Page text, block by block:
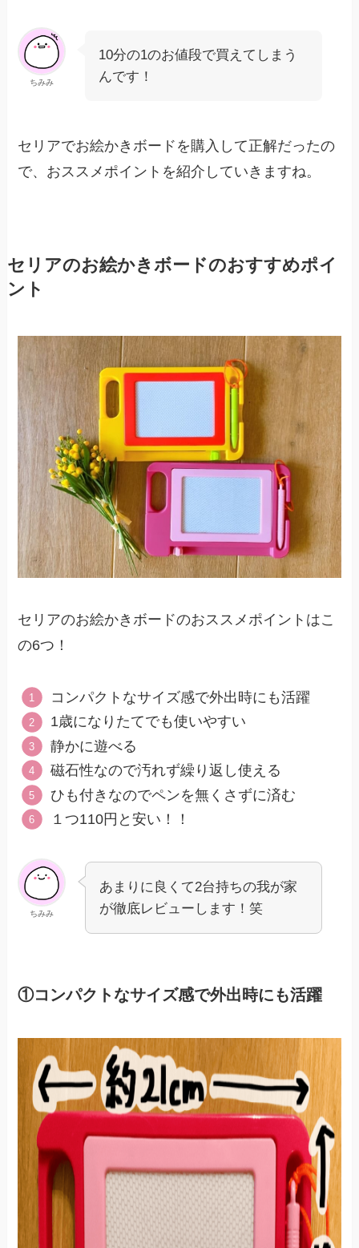
ちみみ
10分の1のお値段で買えてしまう
んです！
セリアでお絵かきボードを購入して正解だったの
で、おススメポイントを紹介していきますね。
セリアのお絵かきボードのおすすめポイ
ント
セリアのお絵かきボードのおススメポイントはこ
の6つ！
コンパクトなサイズ感で外出時にも活躍
1歳になりたてでも使いやすい
静かに遊べる
磁石性なので汚れず繰り返し使える
ひも付きなのでペンを無くさずに済む
１つ110円と安い！！
ちみみ
あまりに良くて2台持ちの我が家
が徹底レビューします！笑
①コンパクトなサイズ感で外出時にも活躍